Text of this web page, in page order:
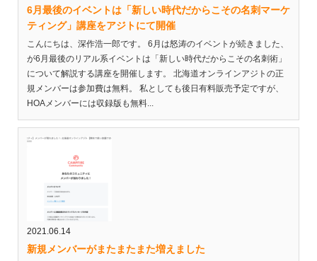
6月最後のイベントは「新しい時代だからこその名刺マーケ
ティング」講座をアジトにて開催
こんにちは、深作浩一郎です。 6月は怒涛のイベントが続きました、
が6月最後のリアル系イベントは「新しい時代だからこその名刺術」
について解説する講座を開催します。 北海道オンラインアジトの正
規メンバーは参加費は無料。 私としても後日有料販売予定ですが、
HOAメンバーには収録版も無料...
2021.06.14
新規メンバーがまたまたまた増えました